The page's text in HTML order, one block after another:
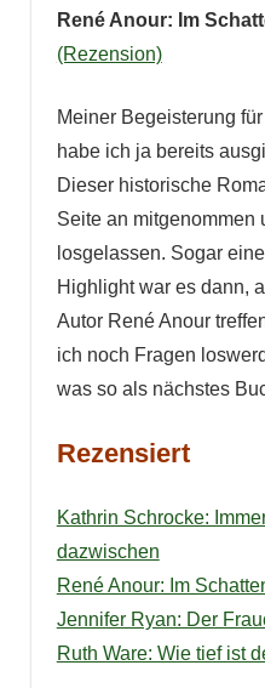
René Anour: Im
(Rezension)
Meiner Begeisterung
habe ich ja bereits
Dieser historische
Seite an mitgenommen
losgelassen. Sogar
Highlight war es dann,
Autor René Anour
ich noch Fragen
was so als nächstes
Rezensiert
Kathrin Schrocke:
dazwischen
René Anour: Im
Jennifer Ryan: Der
Ruth Ware: Wie tief ist